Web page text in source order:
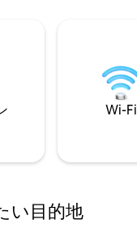
Wi-Fi
い目⁠的⁠地